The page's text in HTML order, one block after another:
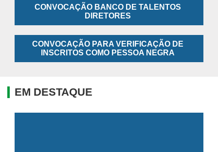
CONVOCAÇÃO BANCO DE TALENTOS
DIRETORES
CONVOCAÇÃO PARA VERIFICAÇÃO DE
INSCRITOS COMO PESSOA NEGRA
EM DESTAQUE